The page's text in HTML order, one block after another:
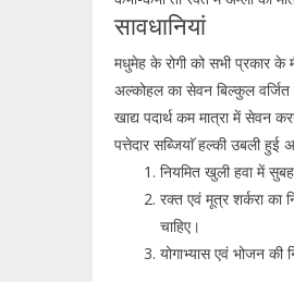
सावधानियां
मधुमेह के रोगी को सभी प्रकार के
अल्कोहल का सेवन बिल्कुल वर्जित
खाद्य पदार्थ कम मात्रा में सेवन
पत्तेदार सब्जियाॅ हल्की उबली हुई
नियमित खुली हवा में
रक्त एवं मूत्र शर्करा का
चाहिए।
योगाभ्यास एवं भोजन की